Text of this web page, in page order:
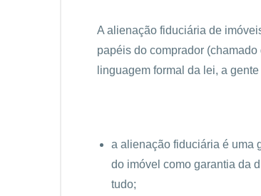
A alienação fiduciária de
papéis do comprador
linguagem formal da lei, a
a alienação fiduciária é uma
do imóvel como garantia da
tudo;